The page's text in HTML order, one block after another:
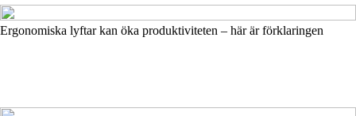
Ergonomiska lyftar kan öka produktiviteten – här är förklaringen